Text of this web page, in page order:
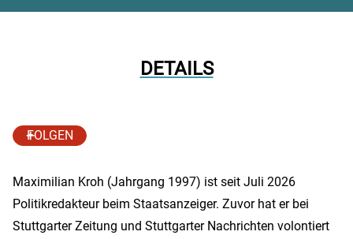
DETAILS
FOLGEN
Maximilian Kroh (Jahrgang 1997) ist seit Juli 2026
Politikredakteur beim Staatsanzeiger. Zuvor hat er bei
Stuttgarter Zeitung und Stuttgarter Nachrichten volontiert